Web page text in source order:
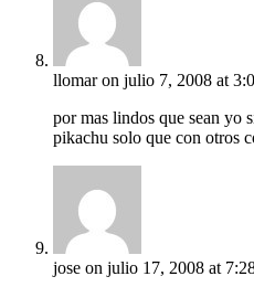
llomar on julio 7, 2008 at
por mas lindos que sean yo
pikachu solo que con otros
jose on julio 17, 2008 at